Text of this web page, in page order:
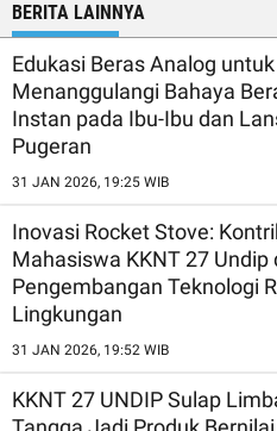
BERITA LAINNYA
Edukasi Beras Analog untuk
Menanggulangi Bahaya
Instan pada Ibu-Ibu dan
Pugeran
31 JAN 2026, 19:25 WIB
Inovasi Rocket Stove:
Mahasiswa KKNT 27 Undip
Pengembangan Teknologi
Lingkungan
31 JAN 2026, 19:52 WIB
KKNT 27 UNDIP Sulap